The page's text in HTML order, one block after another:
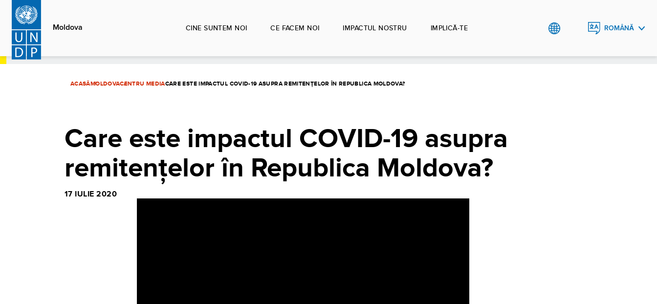
Sari
conținutul
principal
Moldova CINE SUNTEM NOI CE FACEM NOI IMPACTUL NOSTRU IMPLICĂ-TE ROMÂNĂ
ACASĂMOLDOVACENTRU MEDIACARE ESTE IMPACTUL COVID-19 ASUPRA REMITENȚELOR ÎN REPUBLICA MOLDOVA?
Care este impactul COVID-19 asupra
remitențelor în Republica Moldova?
17 IULIE 2020